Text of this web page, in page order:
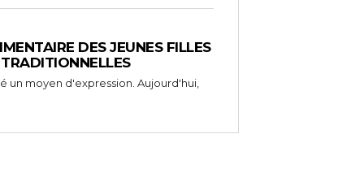
DES JEUNES FILLES
un moyen d'expression. Aujourd'hui,